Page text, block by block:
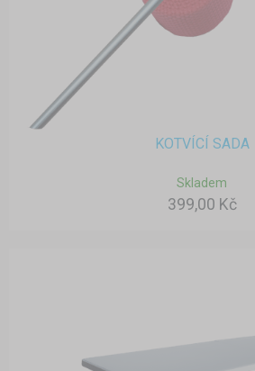
KOTVÍCÍ SADA
Skladem
399,00 Kč